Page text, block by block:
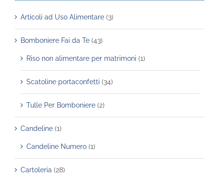
Articoli ad Uso Alimentare (3)
Bomboniere Fai da Te (43)
Riso non alimentare per matrimoni (1)
Scatoline portaconfetti (34)
Tulle Per Bomboniere (2)
Candeline (1)
Candeline Numero (1)
Cartoleria (28)